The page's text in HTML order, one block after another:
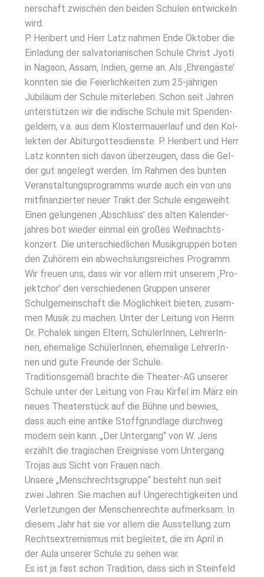
ner­schaft zwi­schen den bei­den Schu­len ent­wi­ckeln
wird.
P. Heri­bert und Herr Latz nah­men Ende Okto­ber die
Ein­la­dung der sal­va­to­ria­ni­schen Schu­le Christ Jyo­ti
in Nagaon, Assam, Indi­en, ger­ne an. Als ‚Ehren­gäs­te’
konn­ten sie die Fei­er­lich­kei­ten zum 25-jäh­ri­gen
Jubi­lä­um der Schu­le mit­er­le­ben. Schon seit Jah­ren
unter­stüt­zen wir die indi­sche Schu­le mit Spen­den­
gel­dern, v.a. aus dem Klos­ter­mau­er­lauf und den Kol­
lek­ten der Abit­ur­got­tes­diens­te. P. Heri­bert und Herr
Latz konn­ten sich davon über­zeu­gen, dass die Gel­
der gut ange­legt wer­den. Im Rah­men des bun­ten
Ver­an­stal­tungs­pro­gramms wur­de auch ein von uns
mit­fi­nan­zier­ter neu­er Trakt der Schu­le ein­ge­weiht.
Einen gelun­ge­nen ‚Abschluss’ des alten Kalen­der­
jah­res bot wie­der ein­mal ein gro­ßes Weih­nachts­
kon­zert. Die unter­schied­li­chen Musik­grup­pen boten
den Zuhö­rern ein abwechs­lungs­rei­ches Pro­gramm.
Wir freu­en uns, dass wir vor allem mit unse­rem ‚Pro­
jekt­chor’ den ver­schie­de­nen Grup­pen unse­rer
Schul­ge­mein­schaft die Mög­lich­keit bie­ten, zusam­
men Musik zu machen. Unter der Lei­tung von Herrn
Dr. Pcha­lek sin­gen Eltern, Schü­le­rIn­nen, Leh­re­rIn­
nen, ehe­ma­li­ge Schü­le­rIn­nen, ehe­ma­li­ge Leh­re­rIn­
nen und gute Freun­de der Schu­le.
Tra­di­ti­ons­ge­mäß brach­te die Thea­ter-AG unse­rer
Schu­le unter der Lei­tung von Frau Kir­fel im März ein
neu­es Thea­ter­stück auf die Büh­ne und bewies,
dass auch eine anti­ke Stoff­grund­la­ge durch­weg
modern sein kann. „Der Unter­gang“ von W. Jens
erzählt die tra­gi­schen Ereig­nis­se vom Unter­gang
Tro­jas aus Sicht von Frau­en nach.
Unse­re „Men­sch­rechts­grup­pe“ besteht nun seit
zwei Jah­ren. Sie machen auf Unge­rech­tig­kei­ten und
Ver­let­zun­gen der Men­schen­rech­te auf­merk­sam. In
die­sem Jahr hat sie vor allem die Aus­stel­lung zum
Rechts­extre­mis­mus mit beglei­tet, die im April in
der Aula unse­rer Schu­le zu sehen war.
Es ist ja fast schon Tra­di­ti­on, dass sich in Stein­feld